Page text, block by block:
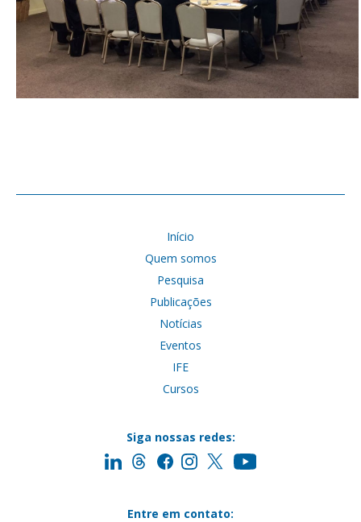
Início
Quem somos
Pesquisa
Publicações
Notícias
Eventos
IFE
Cursos
Siga nossas redes:
Entre em contato: